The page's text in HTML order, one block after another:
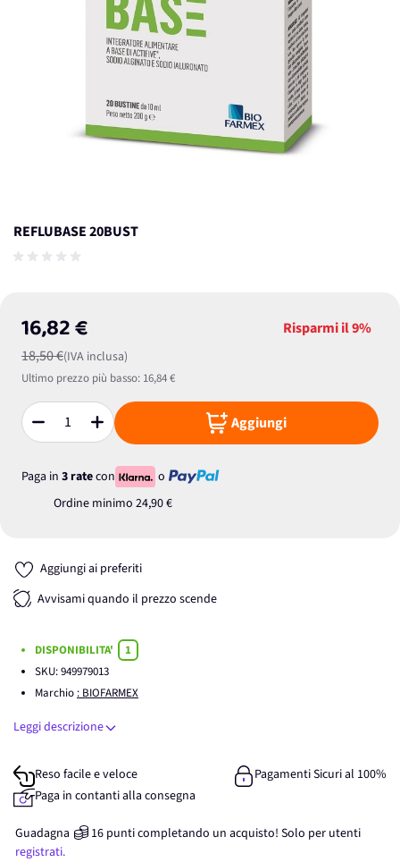
REFLUBASE 20BUST
16,82 €
18,50 €(IVA inclusa)
Risparmi il9%
Ultimo prezzo più basso: 16,84 €
Quantità Aggiungi
Paga in 3 ratecon
o
Ordine minimo 24,90 €
Aggiungi ai preferiti
Avvisami quando il prezzo scende
DISPONIBILITA'
1
SKU:949979013
Marchio : BIOFARMEX
Leggi descrizione
Reso facile e veloce
Pagamenti Sicuri al 100%
Paga in contanti alla consegna
Guadagna 16 punticompletando un acquisto! Solo per utenti
registrati.